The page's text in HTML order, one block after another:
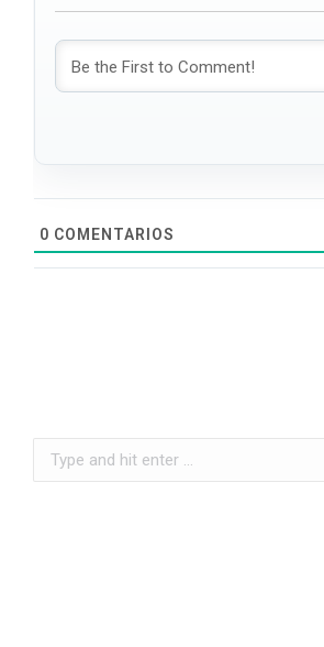
0 COMENTARIOS
Search: